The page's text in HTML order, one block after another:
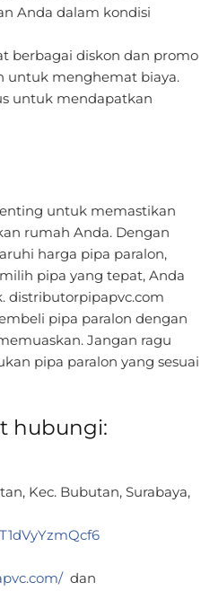
Anda dalam kondisi
berbagai diskon dan promo
untuk menghemat biaya.
untuk mendapatkan
untuk memastikan
rumah Anda. Dengan
harga pipa paralon,
pipa yang tepat, Anda
distributorpipapvc.com
pipa paralon dengan
Jangan ragu
pipa paralon yang sesuai
hubungi:
Kec. Bubutan, Surabaya,
dan